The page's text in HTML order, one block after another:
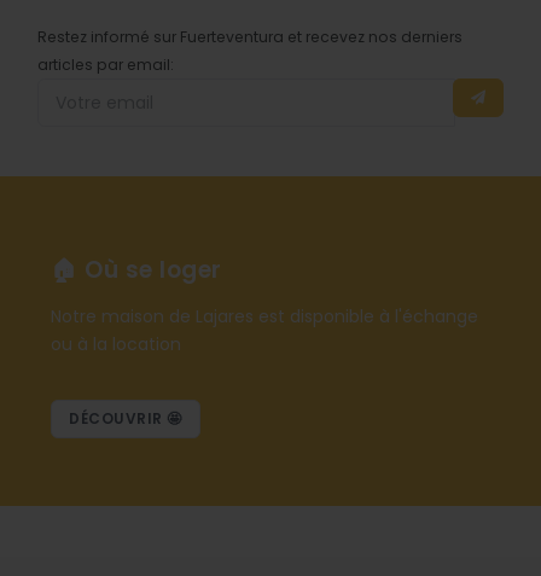
Restez informé sur Fuerteventura et recevez nos derniers
articles par email:
🏠 Où se loger
Notre maison de Lajares est disponible à l'échange
ou à la location
DÉCOUVRIR 🤩